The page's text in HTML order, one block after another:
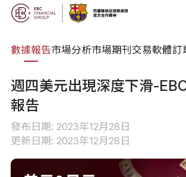
數據報告市場分析市場期刊交易軟體訂
週四美元出現深度下滑-
報告
發布日期: 2023年12月28日
更新日期: 2023年12月28日